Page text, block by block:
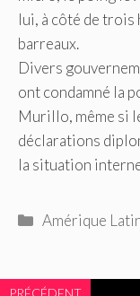
Divers
ont condamné la
Murillo, même si
déclarations
la situation
Catégories
Amérique
PRÉCÉDENT